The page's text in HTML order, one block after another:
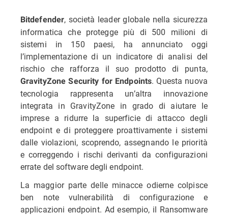
Bitdefender, società leader globale nella sicurezza
informatica che protegge più di 500 milioni di
sistemi in 150 paesi, ha annunciato oggi
l’implementazione di un indicatore di analisi del
rischio che rafforza il suo prodotto di punta,
GravityZone Security for Endpoints. Questa nuova
tecnologia rappresenta un’altra innovazione
integrata in GravityZone in grado di aiutare le
imprese a ridurre la superficie di attacco degli
endpoint e di proteggere proattivamente i sistemi
dalle violazioni, scoprendo, assegnando le priorità
e correggendo i rischi derivanti da configurazioni
errate del software degli endpoint.
La maggior parte delle minacce odierne colpisce
ben note vulnerabilità di configurazione e
applicazioni endpoint. Ad esempio, il Ransomware